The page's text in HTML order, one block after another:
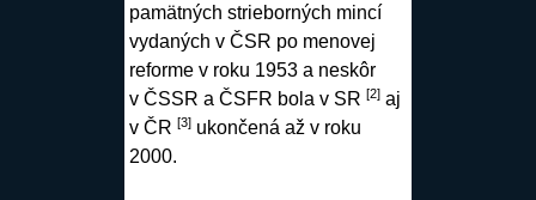
pamätných strieborných mincí
vydaných v ČSR po menovej
reforme v roku 1953 a neskôr
v ČSSR a ČSFR bola v SR [2]aj
v ČR [3]ukončená až v roku
2000.